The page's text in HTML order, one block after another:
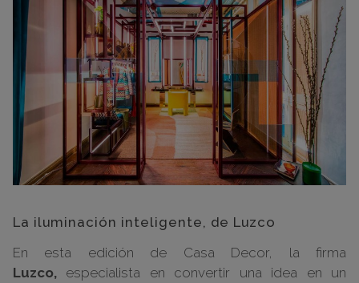
La iluminación inteligente, de Luzco
En esta edición de Casa Decor, la firma
Luzco, especialista en convertir una idea en un